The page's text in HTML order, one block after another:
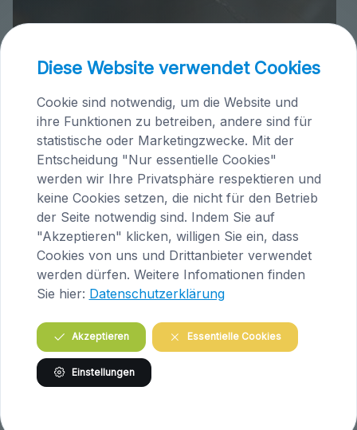
Scheidenausfluss.jpg
image/jpeg 406x586
67.2 KB
Herunterladen
Bild in voller Größe anzeigen…
Praxis Maria Saal (Kärnten)
Brandlhof
Höfern 1
Österreich
Tel.04223 / 200 23
Diese Website verwendet Cookies
Cookie sind notwendig, um die Website und
ihre Funktionen zu betreiben, andere sind für
statistische oder Marketingzwecke. Mit der
Entscheidung "Nur essentielle Cookies"
werden wir Ihre Privatsphäre respektieren und
keine Cookies setzen, die nicht für den Betrieb
der Seite notwendig sind. Indem Sie auf
"Akzeptieren" klicken, willigen Sie ein, dass
Cookies von uns und Drittanbieter verwendet
werden dürfen. Weitere Infomationen finden
Sie hier: Datenschutzerklärung
Akzeptieren Essentielle Cookies
Einstellungen